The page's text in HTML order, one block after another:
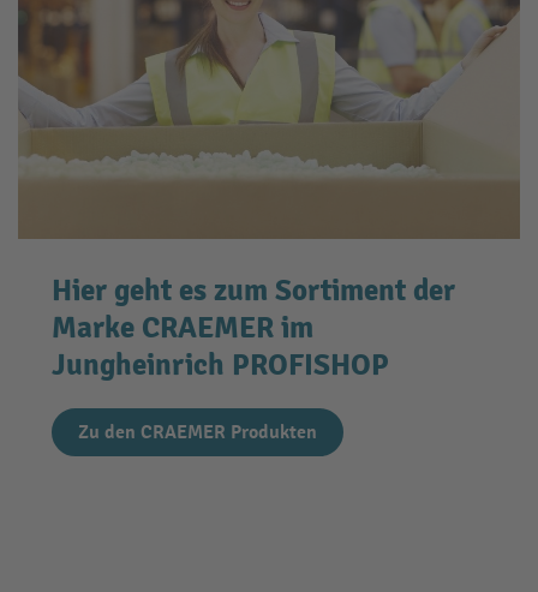
Hier geht es zum Sortiment der
Marke CRAEMER im
Jungheinrich PROFISHOP
Zu den CRAEMER Produkten